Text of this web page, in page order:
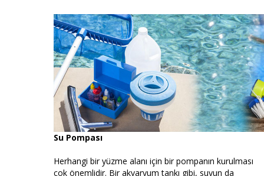
Su Pompası
Herhangi bir yüzme alanı için bir pompanın kurulması
çok önemlidir. Bir akvaryum tankı gibi, suyun da